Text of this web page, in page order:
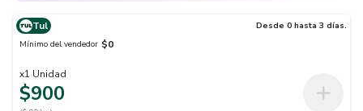
Tul
Desde 0 hasta 3 días.
Mínimo del vendedor $0
x1 Unidad
$900